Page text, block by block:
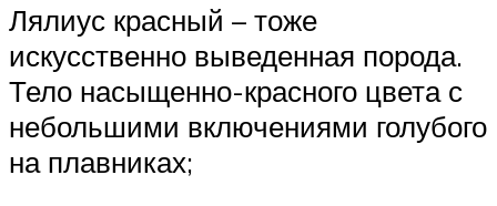
Лялиус красный – тоже
искусственно выведенная порода.
Тело насыщенно-красного цвета с
небольшими включениями голубого
на плавниках;